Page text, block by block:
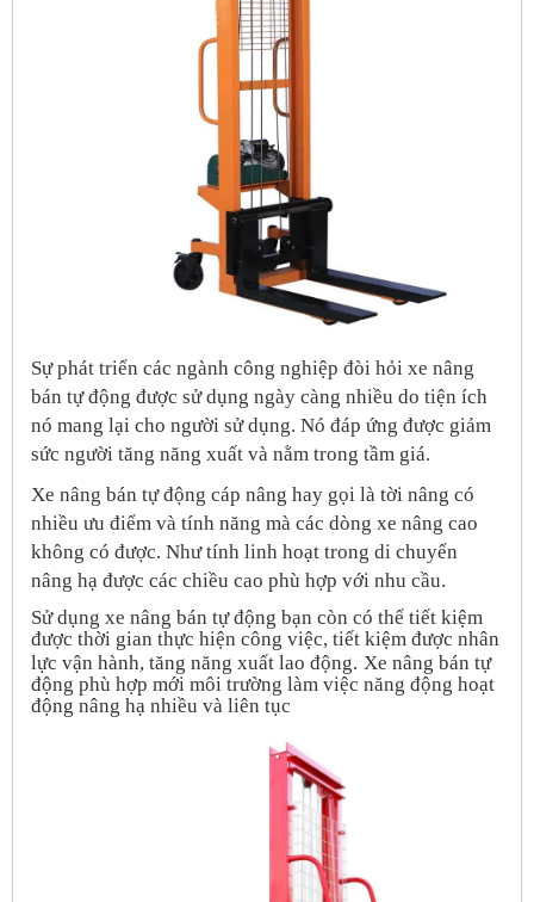
Sự phát triển các ngành công nghiệp đòi hỏi xe nâng
bán tự động được sử dụng ngày càng nhiều do tiện ích
nó mang lại cho người sử dụng. Nó đáp ứng được giảm
sức người tăng năng xuất và nằm trong tầm giá.
Xe nâng bán tự động cáp nâng hay gọi là tời nâng có
nhiều ưu điểm và tính năng mà các dòng xe nâng cao
không có được. Như tính linh hoạt trong di chuyển
nâng hạ được các chiều cao phù hợp với nhu cầu.
Sử dụng xe nâng bán tự động bạn còn có thể tiết kiệm
được thời gian thực hiện công việc, tiết kiệm được nhân
lực vận hành, tăng năng xuất lao động. Xe nâng bán tự
động phù hợp mới môi trường làm việc năng động hoạt
động nâng hạ nhiều và liên tục